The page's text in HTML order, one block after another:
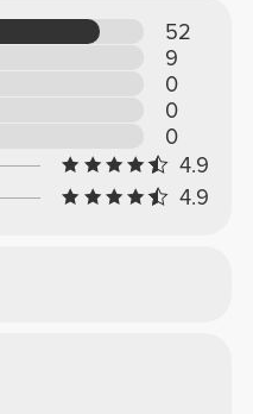
52
9
0
0
0
4.9
4.9